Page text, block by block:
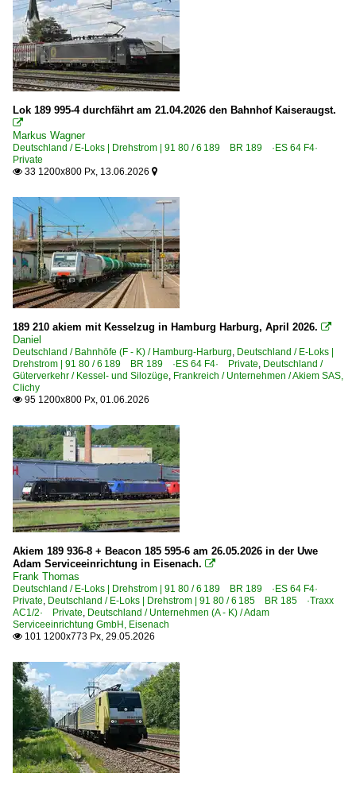
Minden (Westfalen)
Mönchengladbach (alle)
Mosbach-Neckarelz
Müllheim (Baden)
München (Sonstige)
München Hauptbahnhof ·MH·
München-Heimeranplatz
München-Ostbahnhof
Naumburg (Saale) Hbf ·UNM·
Neckargerach
Neu-Isenburg
Neustrelitz
Niederndodeleben
Oberhausen
Pirna
Plochingen
Potsdam (sonstige)
Probstzella
Rathenow
Recklinghausen
Redwitz
Regensburg Hbf ·NRH·
Rheydt
Rheydt-Odenkirchen
Röblingen am See
Rodleben
Roisdorf (Bornheim)
Lok 189 995-4 durchfährt am 21.04.2026 den Bahnhof Kaiseraugst.

Markus Wagner
Deutschland / E-Loks | Drehstrom | 91 80 / 6 189 BR 189 ·ES 64 F4·
Private
 33 1200x800 Px, 13.06.2026 
189 210 akiem mit Kesselzug in Hamburg Harburg, April 2026. 
Daniel
Deutschland / Bahnhöfe (F - K) / Hamburg-Harburg, Deutschland / E-Loks |
Drehstrom | 91 80 / 6 189 BR 189 ·ES 64 F4· Private, Deutschland /
Güterverkehr / Kessel- und Silozüge, Frankreich / Unternehmen / Akiem SAS,
Clichy
 95 1200x800 Px, 01.06.2026
Akiem 189 936-8 + Beacon 185 595-6 am 26.05.2026 in der Uwe
Adam Serviceeinrichtung in Eisenach. 
Frank Thomas
Deutschland / E-Loks | Drehstrom | 91 80 / 6 189 BR 189 ·ES 64 F4·
Private, Deutschland / E-Loks | Drehstrom | 91 80 / 6 185 BR 185 ·Traxx
AC1/2· Private, Deutschland / Unternehmen (A - K) / Adam
Serviceeinrichtung GmbH, Eisenach
 101 1200x773 Px, 29.05.2026